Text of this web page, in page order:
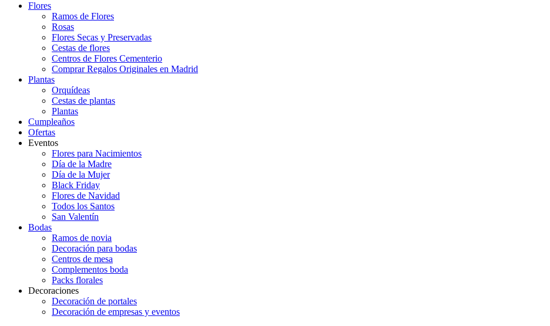
Flores
Ramos de Flores
Rosas
Flores Secas y Preservadas
Cestas de flores
Centros de Flores Cementerio
Comprar Regalos Originales en Madrid
Plantas
Orquídeas
Cestas de plantas
Plantas
Cumpleaños
Ofertas
Eventos
Flores para Nacimientos
Día de la Madre
Día de la Mujer
Black Friday
Flores de Navidad
Todos los Santos
San Valentín
Bodas
Ramos de novia
Decoración para bodas
Centros de mesa
Complementos boda
Packs florales
Decoraciones
Decoración de portales
Decoración de empresas y eventos